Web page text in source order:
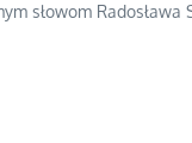
słowom Radosława